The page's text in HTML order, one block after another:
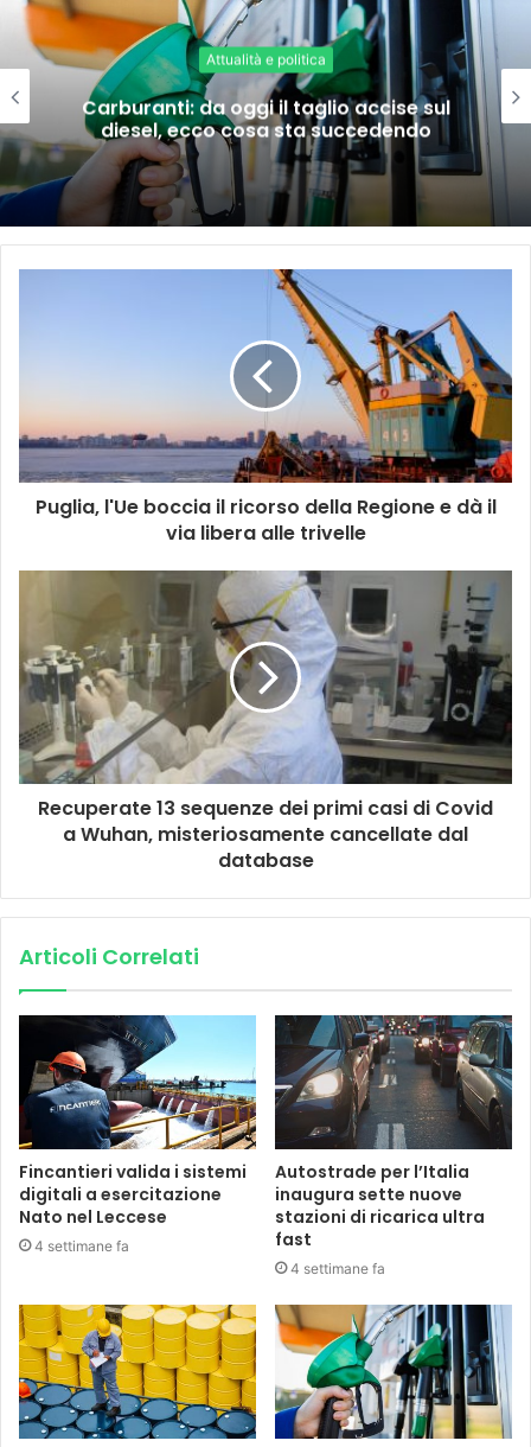
Attualità e politica
Carburanti: da oggi il taglio accise sul
diesel, ecco cosa sta succedendo
Puglia, l'Ue boccia il ricorso della Regione e dà il
via libera alle trivelle
Recuperate 13 sequenze dei primi casi di Covid
a Wuhan, misteriosamente cancellate dal
database
Articoli Correlati
Fincantieri valida i sistemi
digitali a esercitazione
Nato nel Leccese
4 settimane fa
Autostrade per l’Italia
inaugura sette nuove
stazioni di ricarica ultra
fast
4 settimane fa